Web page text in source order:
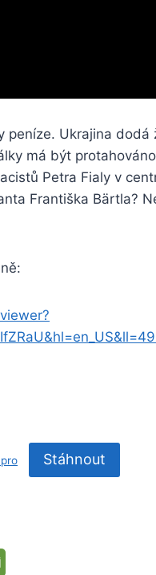
peníze. Ukrajina
má být
Petra Fialy v
Františka Bärtla?
Stáhnout